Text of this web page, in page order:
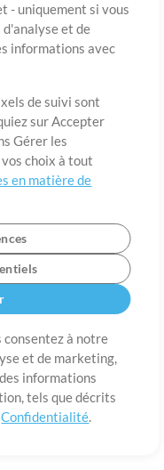
- uniquement si vous
et de
informations avec
de suivi sont
sur Accepter
Gérer les
choix à tout
en matière de
consentez à notre
et de marketing,
informations
tels que décrits
Confidentialité.
Connexion
droits réservés.